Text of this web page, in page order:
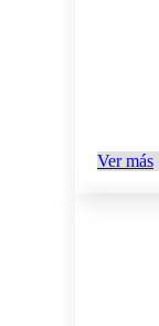
Ver más